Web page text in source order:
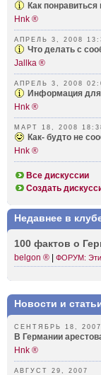
Как
Hnk ®
АПРЕЛЬ 3, 2008
Что делать с
Jallka ®
АПРЕЛЬ 3, 2008
Информация
Hnk ®
МАРТ 18, 2008
Как- будто не
Hnk ®
Все дискуссии
Создать
Недавнее в
100 фактов о
belgon ® ФОРУМ: Эти
Новости и
СЕНТЯБРЬ 18, 2007
В Германии
Hnk ®
АВГУСТ 29, 2007